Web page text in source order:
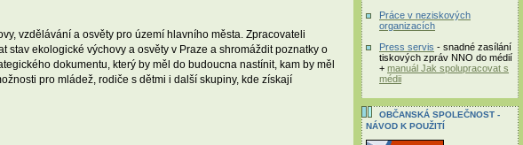
vzdělávání a osvěty pro území hlavního města. Zpracovateli
ekologické výchovy a osvěty v Praze a shromáždit poznatky o
dokumentu, který by měl do budoucna nastínit, kam by měl
pro mládež, rodiče s dětmi i další skupiny, kde získají
Práce v neziskových
organizacích
Press servis - snadné zasílání
tiskových zpráv NNO do médií
+ manuál Jak spolupracovat s
médii
OBČANSKÁ SPOLEČNOST -
NÁVOD K POUŽITÍ